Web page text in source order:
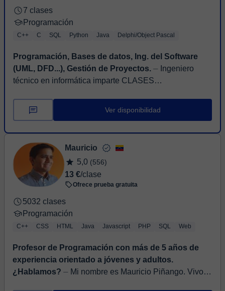
7 clases
Programación
C++ C SQL Python Java Delphi/Object Pascal
Programación, Bases de datos, Ing. del Software
(UML, DFD...), Gestión de Proyectos. ⏤ Ingeniero
técnico en informática imparte CLASES
Ingeniería del Software, Gestión de Proyectos con
experi...
Ver disponibilidad
Mauricio
5,0 (556)
13 €/clase
Ofrece prueba gratuita
5032 clases
Programación
C++ CSS HTML Java Javascript PHP SQL Web
Profesor de Programación con más de 5 años de
experiencia orientado a jóvenes y adultos.
¿Hablamos? ⏤ Mi nombre es Mauricio Piñango. Vivo